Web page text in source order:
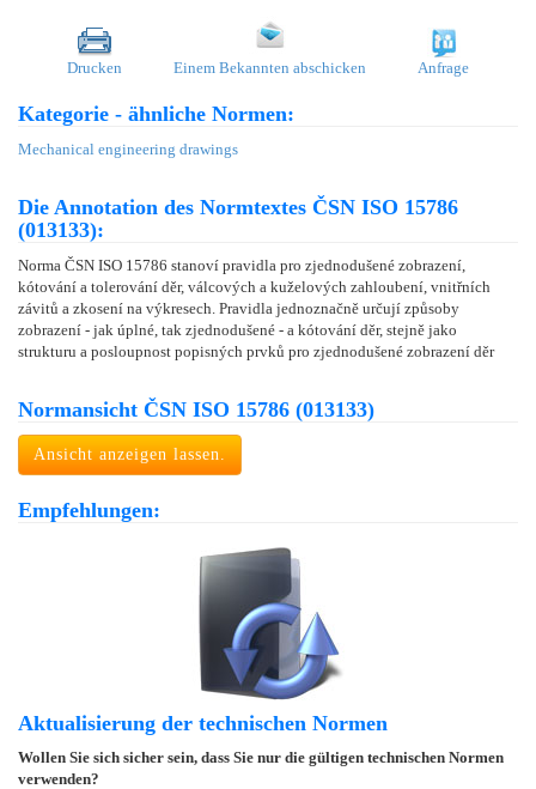
Drucken Einem Bekannten abschicken Anfrage
Kategorie - ähnliche Normen:
Mechanical engineering drawings
Die Annotation des Normtextes ČSN ISO 15786
(013133):
Norma ČSN ISO 15786 stanoví pravidla pro zjednodušené zobrazení,
kótování a tolerování děr, válcových a kuželových zahloubení, vnitřních
závitů a zkosení na výkresech. Pravidla jednoznačně určují způsoby
zobrazení - jak úplné, tak zjednodušené - a kótování děr, stejně jako
strukturu a posloupnost popisných prvků pro zjednodušené zobrazení děr
Normansicht ČSN ISO 15786 (013133)
Ansicht anzeigen lassen.
Empfehlungen:
Aktualisierung der technischen Normen
Wollen Sie sich sicher sein, dass Sie nur die gültigen technischen Normen
verwenden?